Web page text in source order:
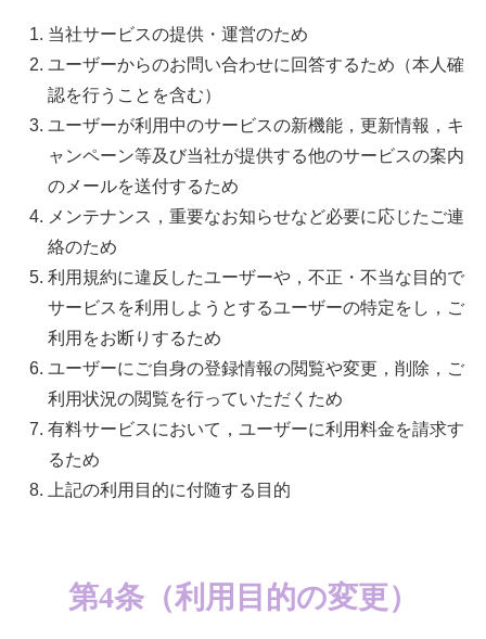
当社サービスの提供・運営のため
ユーザーからのお問い合わせに回答するため（本人確
認を行うことを含む）
ユーザーが利用中のサービスの新機能，更新情報，キ
ャンペーン等及び当社が提供する他のサービスの案内
のメールを送付するため
メンテナンス，重要なお知らせなど必要に応じたご連
絡のため
利用規約に違反したユーザーや，不正・不当な目的で
サービスを利用しようとするユーザーの特定をし，ご
利用をお断りするため
ユーザーにご自身の登録情報の閲覧や変更，削除，ご
利用状況の閲覧を行っていただくため
有料サービスにおいて，ユーザーに利用料金を請求す
るため
上記の利用目的に付随する目的
第4条（利用目的の変更）